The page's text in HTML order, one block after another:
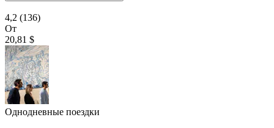
4,2 (136)
От
20,81 $
Однодневные поездки